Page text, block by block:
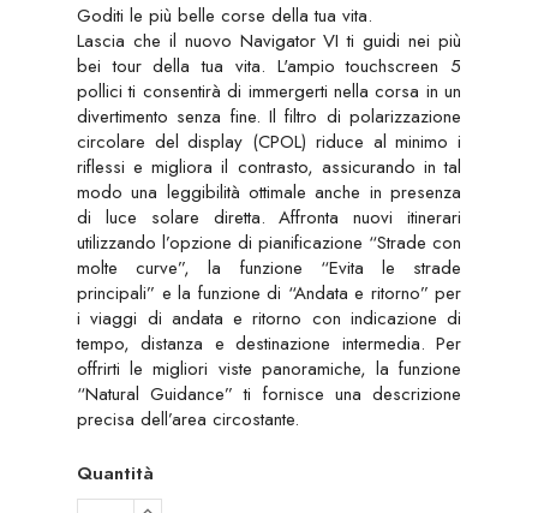
Goditi le più belle corse della tua vita.
Lascia che il nuovo Navigator VI ti guidi nei più
bei tour della tua vita. L'ampio touchscreen 5
pollici ti consentirà di immergerti nella corsa in un
divertimento senza fine. Il filtro di polarizzazione
circolare del display (CPOL) riduce al minimo i
riflessi e migliora il contrasto, assicurando in tal
modo una leggibilità ottimale anche in presenza
di luce solare diretta. Affronta nuovi itinerari
utilizzando l’opzione di pianificazione “Strade con
molte curve”, la funzione “Evita le strade
principali” e la funzione di “Andata e ritorno” per
i viaggi di andata e ritorno con indicazione di
tempo, distanza e destinazione intermedia. Per
offrirti le migliori viste panoramiche, la funzione
“Natural Guidance” ti fornisce una descrizione
precisa dell’area circostante.
Quantità